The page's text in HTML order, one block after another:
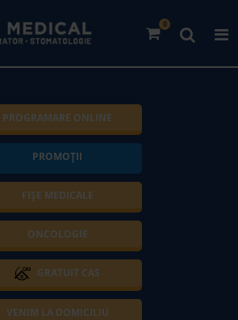
0
PROGRAMARE ONLINE
PROMOȚII
FIȘE MEDICALE
ONCOLOGIE
GRATUIT CAS
VENIM LA DOMICILIU